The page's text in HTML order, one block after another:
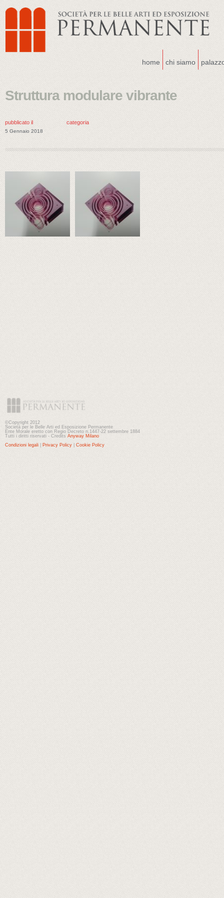
home chi siamo
Struttura modulare vibrante
pubblicato il
5 Gennaio 2018
categoria
©Copyright 2012
Società per le Belle Arti ed Esposizione Permanente
Ente Morale eretto con Regio Decreto n.1447-22 settembre 1884
Tutti i diritti riservati - Credits Anyway Milano
Condizioni legali
Privacy Policy Cookie Policy